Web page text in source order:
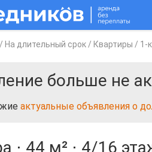
/ На длительный срок / Квартиры / 1-
больше не
актуальные объявления о
⋅ 44 м² ⋅ 4/16